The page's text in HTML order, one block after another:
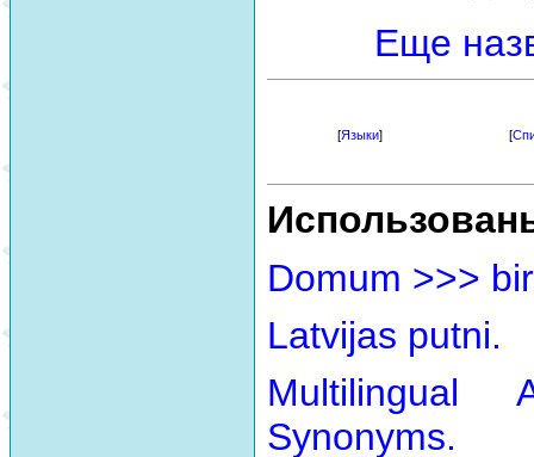
Еще
[Языки] [
Domum >>>
Latvijas putni.
Multilingual
Synonyms.